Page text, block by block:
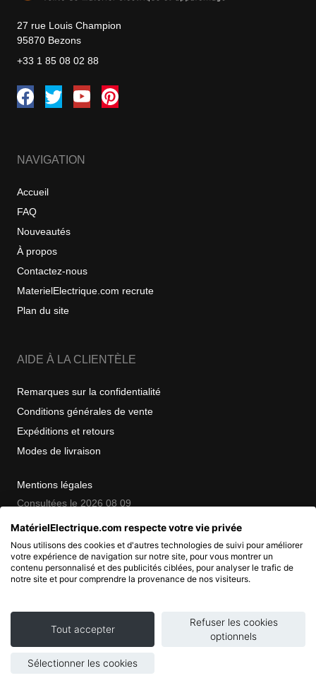
27 rue Louis Champion
95870 Bezons
+33 1 85 08 02 88
NAVIGATION
Accueil
FAQ
Nouveautés
À propos
Contactez-nous
MaterielElectrique.com recrute
Plan du site
AIDE À LA CLIENTÈLE
Remarques sur la confidentialité
Conditions générales de vente
Expéditions et retours
Modes de livraison
Mentions légales
Consultées le 2026 08 09
COPYRIGHT
© 2007 - 2026 Nimbanet
MatérielElectrique.com respecte votre vie privée
Nous utilisons des cookies et d'autres technologies de suivi pour améliorer
votre expérience de navigation sur notre site, pour vous montrer un
contenu personnalisé et des publicités ciblées, pour analyser le trafic de
notre site et pour comprendre la provenance de nos visiteurs.
Tout accepter
Refuser les cookies
optionnels
Sélectionner les cookies